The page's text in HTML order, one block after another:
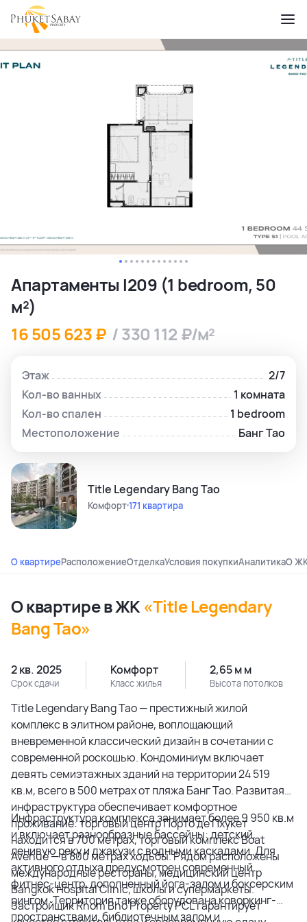
Апартаменты I209 (1 bedroom, 50
м²)
16 505 623 ₽ / 330 112 ₽/м²
Этаж
2/7
Кол-во ванных
1 комната
Кол-во спален
1 bedroom
Местоположение
Банг Тао
Title Legendary Bang Tao
Комфорт171 квартира
О квартиреРасположениеОтделкаУсловия покупкиАналитикаО
О квартире в ЖК «Title Legendary
Bang Tao»
2 кв. 2025
Срок сдачи
Комфорт
Класс жилья
2,65 м м
Высота потолков
Title Legendary Bang Tao — престижный жилой
комплекс в элитном районе, воплощающий
вневременной классический дизайн в сочетании с
современной роскошью. Кондоминиум включает
девять семиэтажных зданий на территории 24 519
кв.м, всего в 500 метрах от пляжа Банг Тао. Развитая
инфраструктура обеспечивает комфортное
проживание: торговый центр Порто де Пхукет
находится в 700 метрах, торговый комплекс Boat
Avenue — в 800 метрах ходьбы. Рядом расположены
международные рестораны, медицинский центр
Bangkok Hospital Clinic, школы и супермаркеты.
Застройщик Rhom Bho Property PCL гарантирует
Инфраструктура комплекса занимает более 9 950 кв.м
и включает разнообразные бассейны: детский,
ленивую реку и джакузи с водными каскадами. Для
активного отдыха предусмотрен современный
фитнес-центр, дополненный йога-залом и боксерским
рингом. Территория также оборудована коворкинг-
пространствами, библиотечным залом и